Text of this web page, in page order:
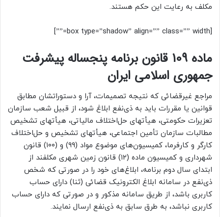
مکلف به رعایت این حکم هستند.
[box type=”shadow” align=”” class=”” width=””]
ماده 109 قانون برنامه پنجساله پیشرفت
جمهوری اسلامی ایران
مراجع غیرقضائی که نتیجه تصمیمات، آرا و دستوراتشان مطابق
قوانین یا مقررات باید به ذی‌نفع ابلاغ شود، از قبیل شعب سازمان
تعزیرات حکومتی، هیأت­های حل‌اختلاف مالیاتی، هیأتهای تشخیص
مطالبات سازمان تأمین اجتماعی، هیأتهای تشخیص و حل‌اختلاف
کارگر و کارفرما، کمیسیون‌های موضوع مواد (۹۹) و (۱۰۰) قانون
شهرداری‌ و کمیسیون ماده (۱۲) قانون زمین شهری مکلفند از
ابتدای سال دوم برنامه، ابلاغ‌های خود را در صورتی که شخص
ذی‌نفع در سامانه ابلاغ الکترونیک قضائی (ثنا) دارای حساب
کاربری باشد، از طریق سامانه مذکور و در صورتی که دارای حساب
کاربری نباشد، به طرق سابق به ذی‌نفع ارسال نمایند.